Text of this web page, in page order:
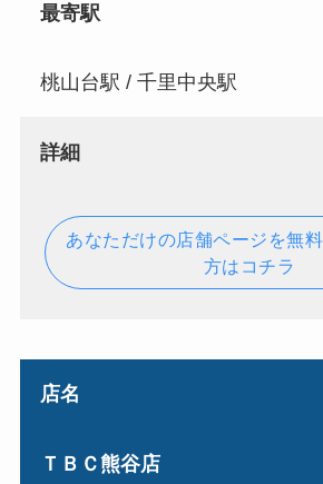
最寄駅
桃山台駅 / 千里中央駅
詳細
あなただけの店舗ページを無
方はコチラ
店名
ＴＢＣ熊谷店